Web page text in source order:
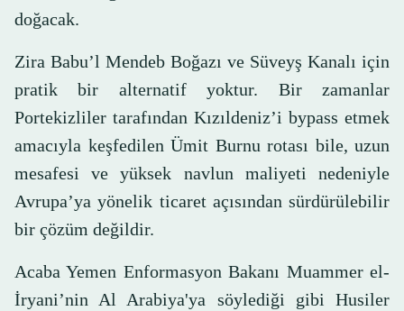
doğacak.
Zira Babu’l Mendeb Boğazı ve Süveyş Kanalı için
pratik bir alternatif yoktur. Bir zamanlar
Portekizliler tarafından Kızıldeniz’i bypass etmek
amacıyla keşfedilen Ümit Burnu rotası bile, uzun
mesafesi ve yüksek navlun maliyeti nedeniyle
Avrupa’ya yönelik ticaret açısından sürdürülebilir
bir çözüm değildir.
Acaba Yemen Enformasyon Bakanı Muammer el-
İryani’nin Al Arabiya'ya söylediği gibi Husiler